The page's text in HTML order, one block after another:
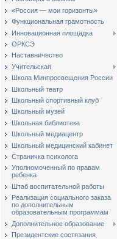
«Россия — мои горизонты»
Функциональная грамотность
Инновационная площадка
ОРКСЭ
Наставничество
Учительская
Школа Минпросвещения России
Школьный театр
Школьный спортивный клуб
Школьный музей
Школьная библиотека
Школьный медиацентр
Школьный медицинский кабинет
Страничка психолога
Уполномоченный по правам
ребенка
Штаб воспитательной работы
Реализация социального заказа
по дополнительным
образовательным программам
Дополнительное образование
Президентские состязания